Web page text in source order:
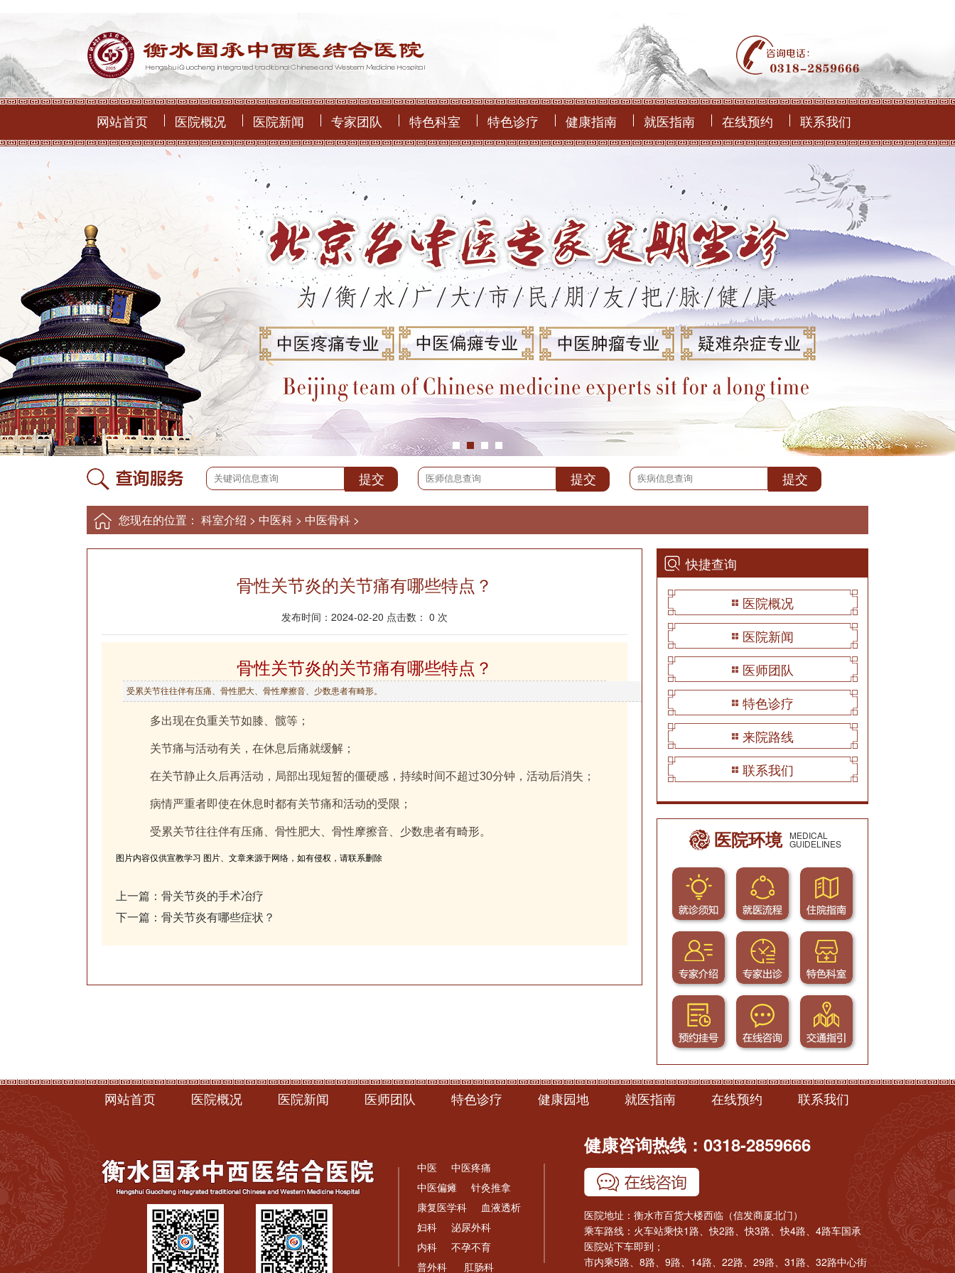
网站首页 医院概况 医院新闻 专家团队 特色科室 特色诊疗 健康指南 就医指南 在线预约 联系我们
您现在的位置： 科室介绍 > 中医科 > 中医骨科 >
骨性关节炎的关节痛有哪些特点？
发布时间：2024-02-20 点击数： 0 次
骨性关节炎的关节痛有哪些特点？
受累关节往往伴有压痛、骨性肥大、骨性摩擦音、少数患者有畸形。
多出现在负重关节如膝、髋等；
关节痛与活动有关，在休息后痛就缓解；
在关节静止久后再活动，局部出现短暂的僵硬感，持续时间不超过30分钟，活动后消失；
病情严重者即使在休息时都有关节痛和活动的受限；
受累关节往往伴有压痛、骨性肥大、骨性摩擦音、少数患者有畸形。
图片内容仅供宣教学习 图片、文章来源于网络，如有侵权，请联系删除
上一篇： 骨关节炎的手术冶疗
下一篇： 骨关节炎有哪些症状？
快捷查询
医院概况
医院新闻
医师团队
特色诊疗
来院路线
联系我们
医院环境 MEDICAL
GUIDELINES
网站首页 医院概况 医院新闻 医师团队 特色诊疗 健康园地 就医指南 在线预约 联系我们
中医
中医疼痛
中医偏瘫
针灸推拿
康复医学科
血液透析
妇科
泌尿外科
内科
不孕不育
普外科
肛肠科
健康咨询热线：0318-2859666
医院地址：衡水市百货大楼西临（信发商厦北门）
乘车路线：火车站乘快1路、快2路、快3路、快4路、4路车国承
医院站下车即到；
市内乘5路、8路、9路、14路、22路、29路、31路、32路中心街